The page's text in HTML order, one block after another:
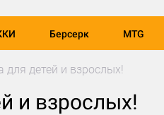
Берсерк MTG
для детей и взрослых!
и взрослых!